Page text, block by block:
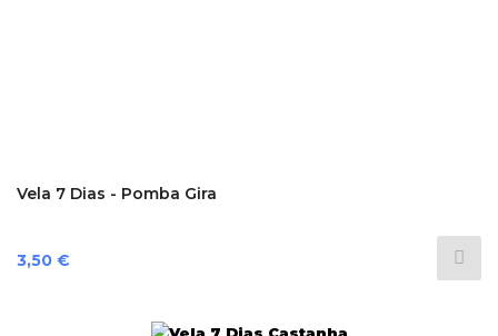
Vela 7 Dias - Pomba Gira
Preço
3,50 €